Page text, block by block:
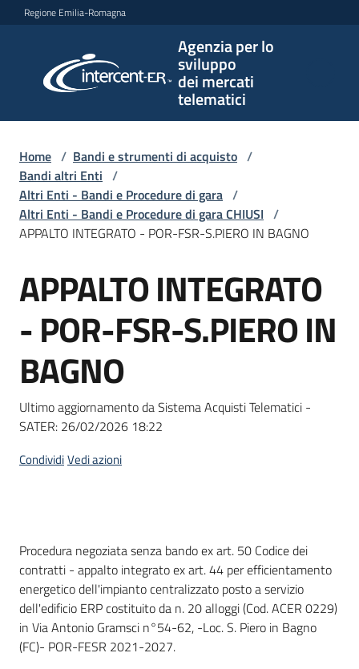
Vai al contenuto
Vai alla navigazione
Vai al footer
Regione Emilia-Romagna
Agenzia per lo
sviluppo
dei mercati
telematici
per lo
sviluppo
telematici
L'Agenzia
Bandi
strumenti
acquisto
Supporto
English
site
Home / Bandi e strumenti di acquisto /
Bandi altri Enti /
Altri Enti - Bandi e Procedure di gara /
Altri Enti - Bandi e Procedure di gara CHIUSI /
APPALTO INTEGRATO - POR-FSR-S.PIERO IN BAGNO
Salta al contenuto
APPALTO INTEGRATO
- POR-FSR-S.PIERO IN
BAGNO
Ultimo aggiornamento da Sistema Acquisti Telematici -
SATER: 26/02/2026 18:22
CondividiVedi azioni
Dati del bando
Procedura negoziata senza bando ex art. 50 Codice dei
contratti - appalto integrato ex art. 44 per efficientamento
energetico dell'impianto centralizzato posto a servizio
dell'edificio ERP costituito da n. 20 alloggi (Cod. ACER 0229)
in Via Antonio Gramsci n°54-62, -Loc. S. Piero in Bagno
(FC)- POR-FESR 2021-2027.